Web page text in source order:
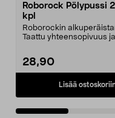
Roborock Pölypussi
kpl
Roborockin
Taattu yhteensopivuus
28,90
Lisää